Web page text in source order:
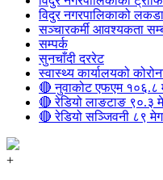
विदुर नगरपालिकाको
सञ्चारकर्मी आवश्यकता
सम्पर्क
सुनचाँदी दररेट
स्वास्थ्य कार्यालयको
🔴 नुवाकोट एफएम १०६.८
🔴 रेडियो लाङटाङ ९०.३
🔴 रेडियो सञ्जिवनी ८९
+